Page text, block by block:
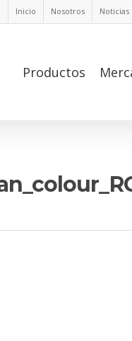
Inicio Nosotros Noticias
Productos